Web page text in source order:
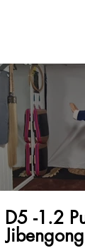
🎼Musik: 🔷
https://
Soundcloud:
https://
D5 -1.2
Jibengong